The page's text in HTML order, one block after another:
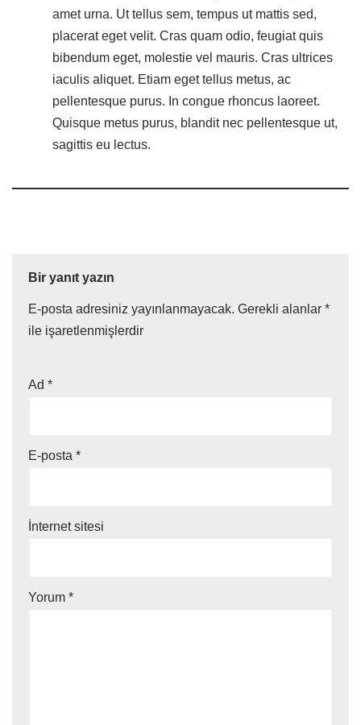
amet urna. Ut tellus sem, tempus ut mattis sed,
placerat eget velit. Cras quam odio, feugiat quis
bibendum eget, molestie vel mauris. Cras ultrices
iaculis aliquet. Etiam eget tellus metus, ac
pellentesque purus. In congue rhoncus laoreet.
Quisque metus purus, blandit nec pellentesque ut,
sagittis eu lectus.
Bir yanıt yazın
E-posta adresiniz yayınlanmayacak. Gerekli alanlar *
ile işaretlenmişlerdir
Ad *
E-posta *
İnternet sitesi
Yorum *